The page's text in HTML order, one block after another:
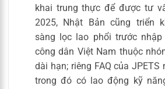
khai trung thực để được tư
2025, Nhật Bản cũng triển
sàng lọc lao phổi trước nhập
công dân Việt Nam thuộc
dài hạn; riêng FAQ của
trong đó có lao động kỹ